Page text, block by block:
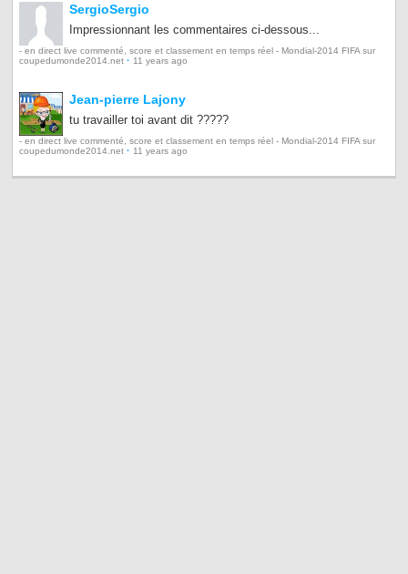
SergioSergio
Impressionnant les commentaires ci-dessous...
- en direct live commenté, score et classement en temps réel - Mondial-2014 FIFA sur
coupedumonde2014.net · 11 years ago
Jean-pierre Lajony
tu travailler toi avant dit ?????
- en direct live commenté, score et classement en temps réel - Mondial-2014 FIFA sur
coupedumonde2014.net · 11 years ago